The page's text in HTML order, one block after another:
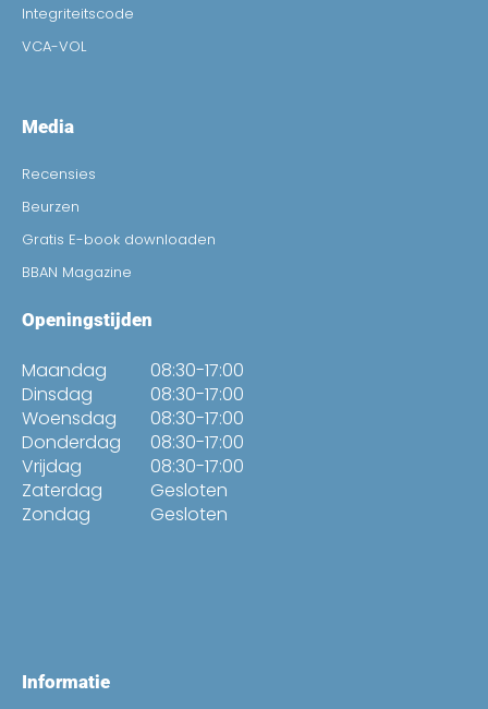
Integriteitscode
VCA-VOL
Media
Recensies
Beurzen
Gratis E-book downloaden
BBAN Magazine
Openingstijden
Maandag
Dinsdag
Woensdag
Donderdag
Vrijdag
Zaterdag
Zondag
08:30-17:00
08:30-17:00
08:30-17:00
08:30-17:00
08:30-17:00
Gesloten
Gesloten
Informatie